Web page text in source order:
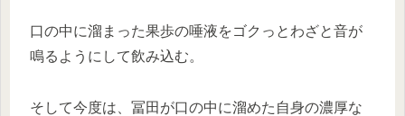
口の中に溜まった果歩の唾液をゴクっとわざと音が
鳴るようにして飲み込む。
そして今度は、冨田が口の中に溜めた自身の濃厚な